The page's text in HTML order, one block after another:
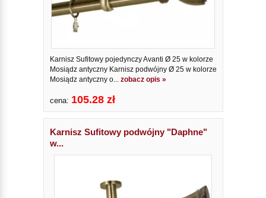
Karnisz Sufitowy pojedynczy Avanti Ø 25 w kolorze
Mosiądz antyczny Karnisz podwójny Ø 25 w kolorze
Mosiądz antyczny o... zobacz opis »
cena: 105.28 zł
Karnisz Sufitowy podwójny "Daphne"
w...